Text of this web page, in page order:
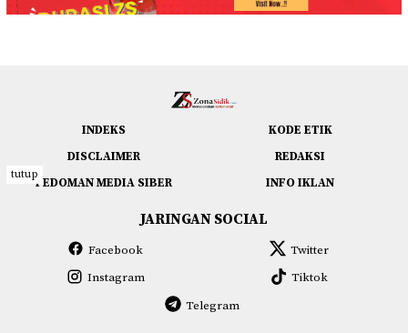
INDEKS
KODE ETIK
DISCLAIMER
REDAKSI
PEDOMAN MEDIA SIBER
INFO IKLAN
JARINGAN SOCIAL
Facebook
Twitter
Instagram
Tiktok
Telegram
tutup